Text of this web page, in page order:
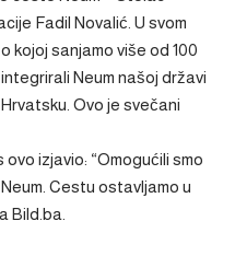
Fadil Novalić. U svom
kojoj sanjamo više od 100
Neum našoj državi
Ovo je svečani
izjavio: “Omogućili smo
Cestu ostavljamo u
Bild.ba